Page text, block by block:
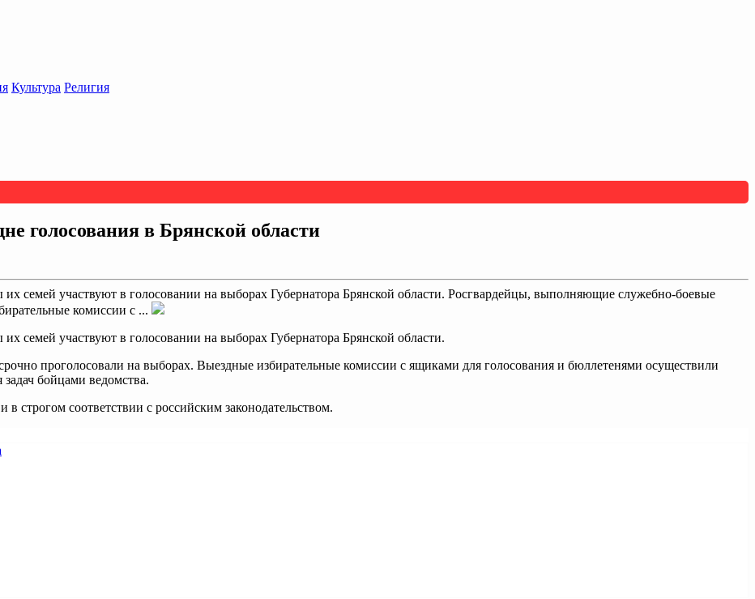
Культура Религия
голосования в Брянской области
семей участвуют в голосовании на выборах Губернатора Брянской области. Росгвардейцы, выполняющие служебно-боевые
комиссии с ...
семей участвуют в голосовании на выборах Губернатора Брянской области.
проголосовали на выборах. Выездные избирательные комиссии с ящиками для голосования и бюллетенями осуществили
бойцами ведомства.
строгом соответствии с российским законодательством.